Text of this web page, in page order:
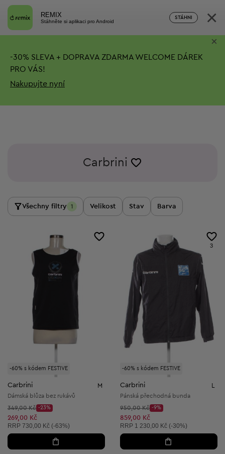
REMIX
Stáhněte si aplikaci pro Android
STÁHNI ×
-30% SLEVA + DOPRAVA ZDARMA WELCOME DÁREK
PRO VÁS!
Nakupujte nyní
×
Carbrini
Všechny filtry 1 Velikost Stav Barva
-60% s kódem FESTIVE
Carbrini M
Dámská blůza bez rukávů
Původní cena:
349,00 Kč
Discount Price:
-23%
Snížená cena:
269,00 Kč
Doporučená cena:
RRP 730,00 Kč (-63%)
-60% s kódem FESTIVE
3
Carbrini
Pánská přechodná bunda
Původní cena:
950,00 Kč
Discount Price:
-9%
Snížená cena:
859,00 Kč
Doporučená cena:
RRP 1 230,00 Kč (-30%)